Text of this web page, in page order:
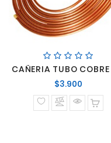
$3.900
normal